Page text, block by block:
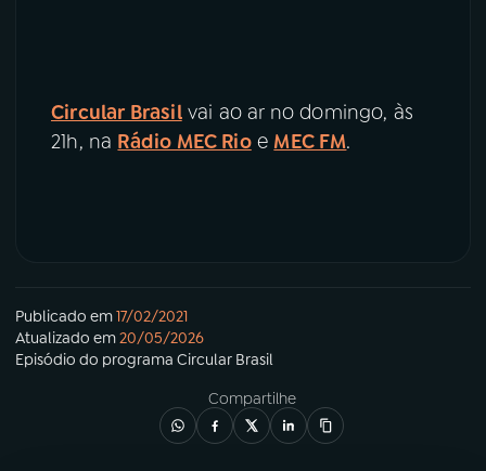
Circular Brasilvai ao ar no domingo, às
21h, na Rádio MEC Rioe MEC FM.
Publicado em17/02/2021
Atualizado em20/05/2026
Episódio do programa Circular Brasil
Compartilhe